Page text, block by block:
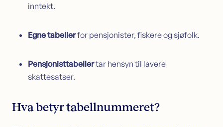
inntekt.
Egne tabellerfor pensjonister, fiskere og sjøfolk.
Pensjonisttabellertar hensyn til lavere
skattesatser.
Hva betyr tabellnummeret?